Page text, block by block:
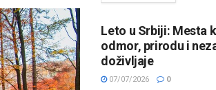
Leto u Srbiji: Mesta
odmor, prirodu i
doživljaje
07/07/2026 0